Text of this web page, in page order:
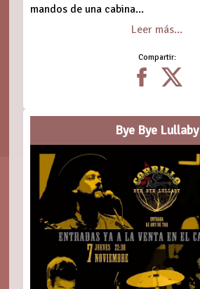
mandos de una cabina...
Leer más...
Compartir:
Bye Bye Lullaby